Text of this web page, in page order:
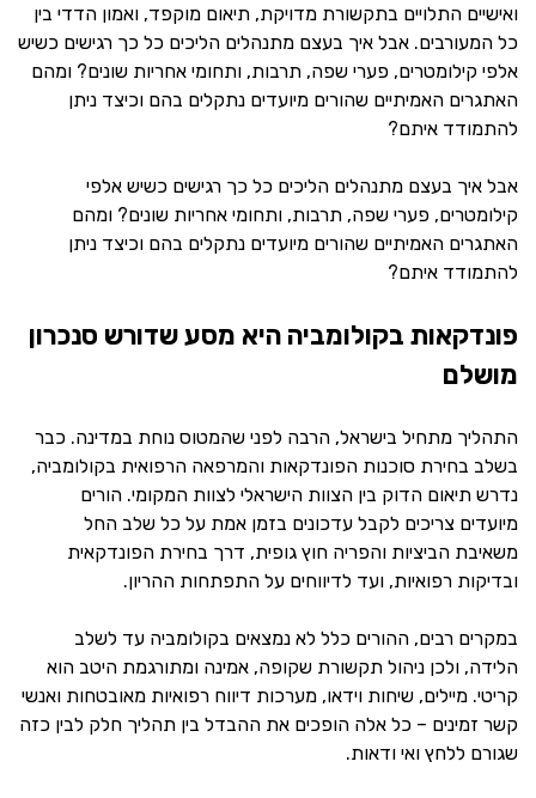
ואישיים התלויים בתקשורת מדויקת, תיאום מוקפד, ואמון הדדי בין
כל המעורבים. אבל איך בעצם מתנהלים הליכים כל כך רגישים כשיש
אלפי קילומטרים, פערי שפה, תרבות, ותחומי אחריות שונים? ומהם
האתגרים האמיתיים שהורים מיועדים נתקלים בהם וכיצד ניתן
להתמודד איתם?
אבל איך בעצם מתנהלים הליכים כל כך רגישים כשיש אלפי
קילומטרים, פערי שפה, תרבות, ותחומי אחריות שונים? ומהם
האתגרים האמיתיים שהורים מיועדים נתקלים בהם וכיצד ניתן
להתמודד איתם?
פונדקאות בקולומביה היא מסע שדורש סנכרון
מושלם
התהליך מתחיל בישראל, הרבה לפני שהמטוס נוחת במדינה. כבר
בשלב בחירת סוכנות הפונדקאות והמרפאה הרפואית בקולומביה,
נדרש תיאום הדוק בין הצוות הישראלי לצוות המקומי. הורים
מיועדים צריכים לקבל עדכונים בזמן אמת על כל שלב החל
משאיבת הביציות והפריה חוץ גופית, דרך בחירת הפונדקאית
ובדיקות רפואיות, ועד לדיווחים על התפתחות ההריון.
במקרים רבים, ההורים כלל לא נמצאים בקולומביה עד לשלב
הלידה, ולכן ניהול תקשורת שקופה, אמינה ומתורגמת היטב הוא
קריטי. מיילים, שיחות וידאו, מערכות דיווח רפואיות מאובטחות ואנשי
קשר זמינים – כל אלה הופכים את ההבדל בין תהליך חלק לבין כזה
שגורם ללחץ ואי ודאות.